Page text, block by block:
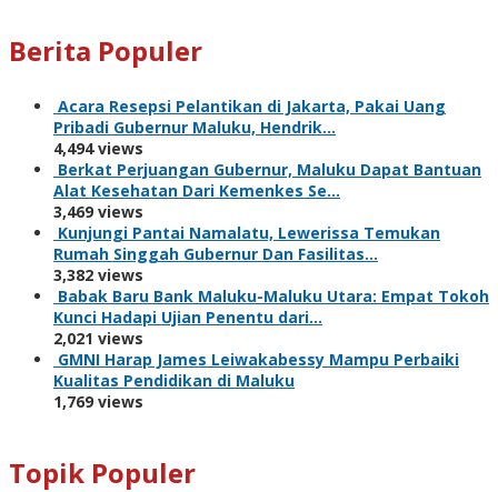
Berita Populer
Acara Resepsi Pelantikan di Jakarta, Pakai Uang
Pribadi Gubernur Maluku, Hendrik…
4,494 views
Berkat Perjuangan Gubernur, Maluku Dapat Bantuan
Alat Kesehatan Dari Kemenkes Se…
3,469 views
Kunjungi Pantai Namalatu, Lewerissa Temukan
Rumah Singgah Gubernur Dan Fasilitas…
3,382 views
Babak Baru Bank Maluku-Maluku Utara: Empat Tokoh
Kunci Hadapi Ujian Penentu dari…
2,021 views
GMNI Harap James Leiwakabessy Mampu Perbaiki
Kualitas Pendidikan di Maluku
1,769 views
Topik Populer